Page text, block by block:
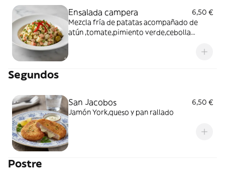
Ensalada campera
6,50 €
Mezcla fría de patatas acompañado de
atún ,tomate,pimiento verde,cebolla
Segundos
San Jacobos
6,50 €
Jamón York,queso y pan rallado
Postre